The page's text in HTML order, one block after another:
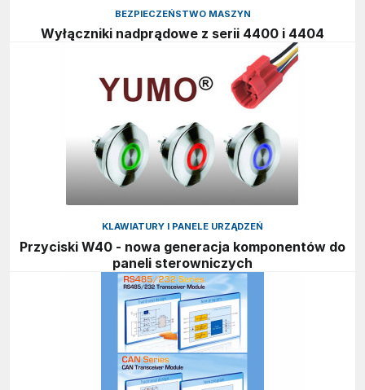
BEZPIECZEŃSTWO MASZYN
Wyłączniki nadprądowe z serii 4400 i 4404
KLAWIATURY I PANELE URZĄDZEŃ
Przyciski W40 - nowa generacja komponentów do
paneli sterowniczych